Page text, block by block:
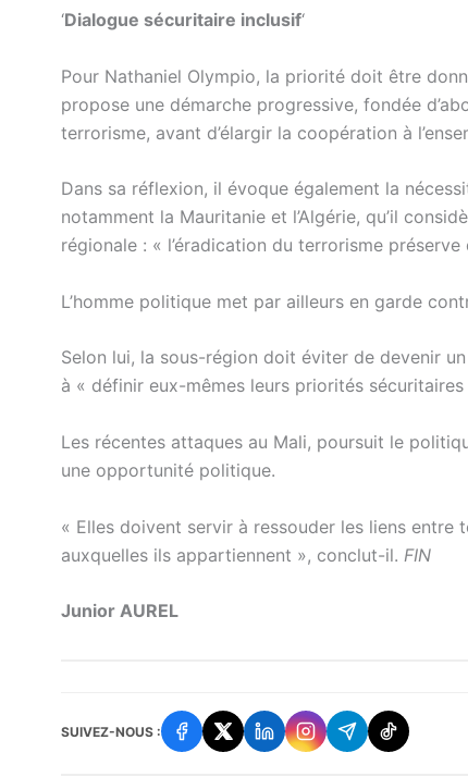
‘Dialogue sécuritaire inclusif‘
Pour Nathaniel Olympio, la priorité doit être
propose une démarche progressive, fondée
terrorisme, avant d’élargir la coopération à
Dans sa réflexion, il évoque également la
notamment la Mauritanie et l’Algérie, qu’il
régionale : « l’éradication du terrorisme
L’homme politique met par ailleurs en garde
Selon lui, la sous-région doit éviter de devenir
à « définir eux-mêmes leurs priorités sécuritaires
Les récentes attaques au Mali, poursuit le
une opportunité politique.
« Elles doivent servir à ressouder les liens entre
auxquelles ils appartiennent », conclut-il. FIN
Junior AUREL
SUIVEZ-NOUS :